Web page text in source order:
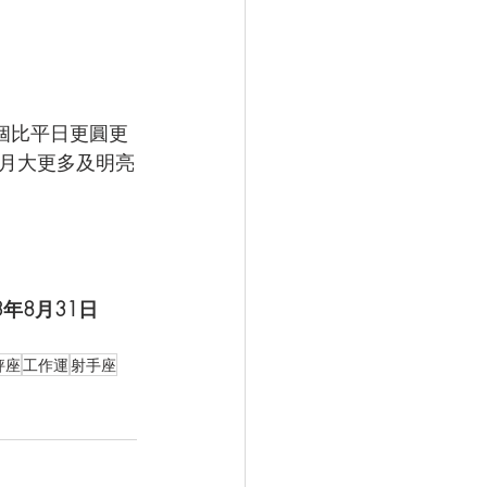
比平日更圓更
大更多及明亮
8月31日
座 工作運射手座